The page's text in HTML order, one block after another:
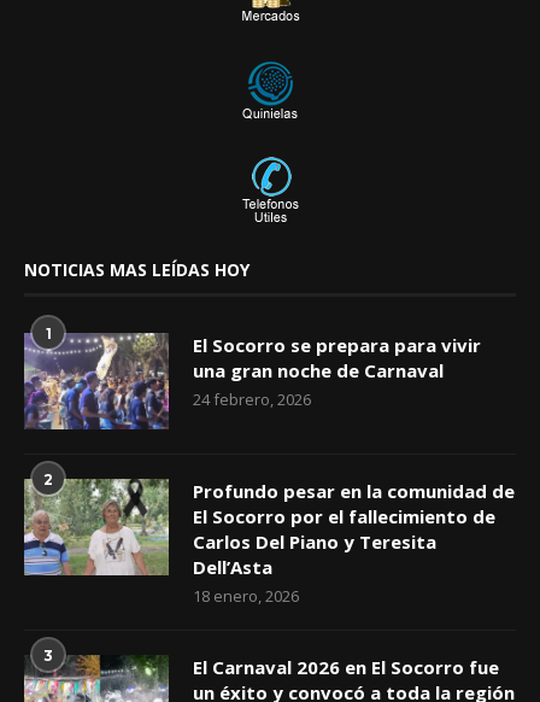
NOTICIAS MAS LEÍDAS HOY
1
El Socorro se prepara para vivir
una gran noche de Carnaval
24 febrero, 2026
2
Profundo pesar en la comunidad de
El Socorro por el fallecimiento de
Carlos Del Piano y Teresita
Dell’Asta
18 enero, 2026
3
El Carnaval 2026 en El Socorro fue
un éxito y convocó a toda la región